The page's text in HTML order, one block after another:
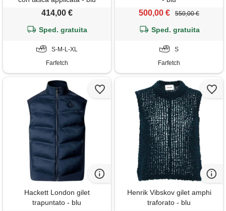
414,00 €
Sped. gratuita
S-M-L-XL
Farfetch
500,00 € 550,00 €
Sped. gratuita
S
Farfetch
Hackett London gilet
trapuntato - blu
Henrik Vibskov gilet amphi
traforato - blu